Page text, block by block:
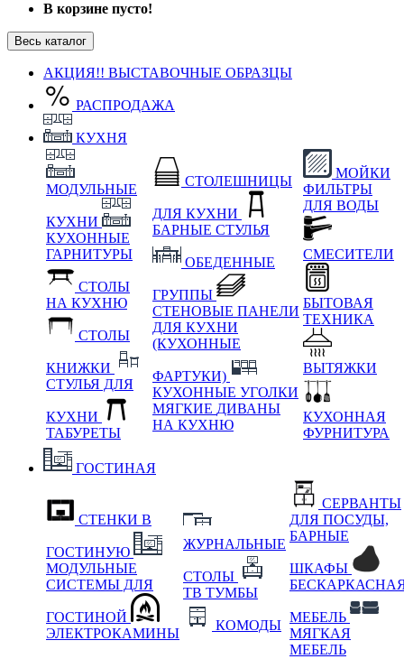
В корзине пусто!
Весь каталог
АКЦИЯ!! ВЫСТАВОЧНЫЕ ОБРАЗЦЫ
РАСПРОДАЖА
КУХНЯ
МОДУЛЬНЫЕ
КУХНИ
КУХОННЫЕ
ГАРНИТУРЫ
СТОЛЫ
НА КУХНЮ
СТОЛЫ
КНИЖКИ
СТУЛЬЯ ДЛЯ
КУХНИ
ТАБУРЕТЫ
СТОЛЕШНИЦЫ
ДЛЯ КУХНИ
БАРНЫЕ СТУЛЬЯ
ОБЕДЕННЫЕ
ГРУППЫ
СТЕНОВЫЕ ПАНЕЛИ
ДЛЯ КУХНИ
(КУХОННЫЕ
ФАРТУКИ)
КУХОННЫЕ УГОЛКИ
МЯГКИЕ ДИВАНЫ
НА КУХНЮ
МОЙКИ
ФИЛЬТРЫ
ДЛЯ ВОДЫ
СМЕСИТЕЛИ
БЫТОВАЯ
ТЕХНИКА
ВЫТЯЖКИ
КУХОННАЯ
ФУРНИТУРА
ГОСТИНАЯ
СТЕНКИ В
ГОСТИНУЮ
МОДУЛЬНЫЕ
СИСТЕМЫ ДЛЯ
ГОСТИНОЙ
ЭЛЕКТРОКАМИНЫ
ЖУРНАЛЬНЫЕ
СТОЛЫ
ТВ ТУМБЫ
КОМОДЫ
СЕРВАНТЫ
ДЛЯ ПОСУДЫ,
БАРНЫЕ
ШКАФЫ
МЕБЕЛЬ
МЯГКАЯ
МЕБЕЛЬ